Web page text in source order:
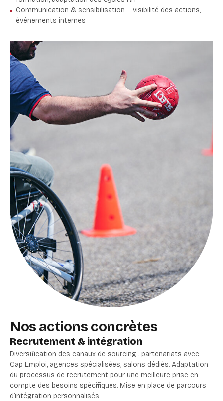
Communication & sensibilisation – visibilité des actions,
événements internes
Nos actions concrètes
Recrutement & intégration
Diversification des canaux de sourcing : partenariats avec
Cap Emploi, agences spécialisées, salons dédiés. Adaptation
du processus de recrutement pour une meilleure prise en
compte des besoins spécifiques. Mise en place de parcours
d’intégration personnalisés.